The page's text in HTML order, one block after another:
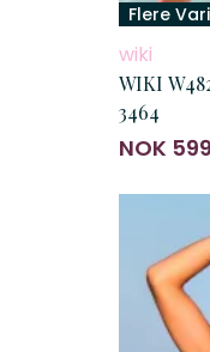
Flere
wiki
WIKI
3464
NOK 599